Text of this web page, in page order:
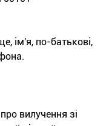
ім'я, по-батькові,
вилучення зі